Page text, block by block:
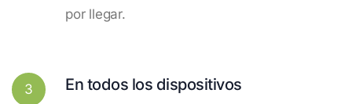
por llegar.
3 En todos los dispositivos